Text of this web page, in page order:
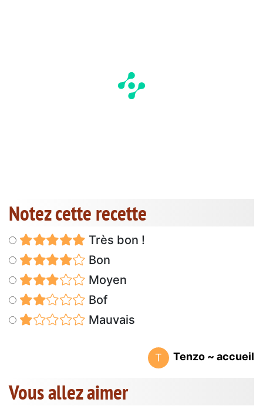
Notez cette recette
Très bon !
Bon
Moyen
Bof
Mauvais
T Tenzo ~ accueil
Vous allez aimer